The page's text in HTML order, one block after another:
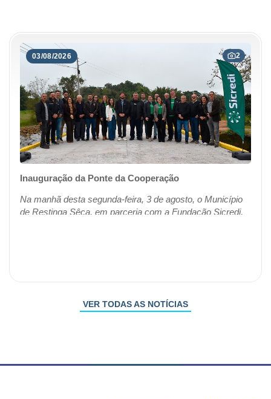
03/08/2026 2
Inauguração da Ponte da Cooperação
Na manhã desta segunda-feira, 3 de agosto, o Município
de Restinga Sêca, em parceria com a Fundação Sicredi,
VER TODAS AS NOTÍCIAS